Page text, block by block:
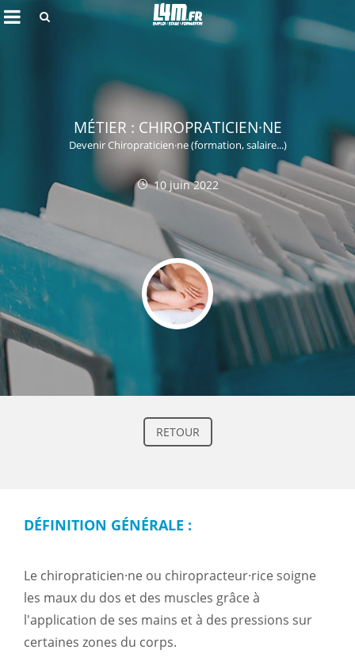
Annuler
RETOUR
MÉTIER : CHIROPRATICIEN·NE
Devenir Chiropraticien·ne (formation, salaire...)
10 juin 2022
DÉFINITION GÉNÉRALE :
Le chiropraticien·ne ou chiropracteur·rice soigne
les maux du dos et des muscles grâce à
l'application de ses mains et à des pressions sur
certaines zones du corps.